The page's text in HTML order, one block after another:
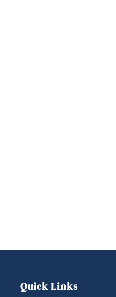
Quick Links